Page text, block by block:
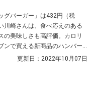
グバーガー」は432円（税
川崎さんは、食べ応えのある
の美味しさも高評価。カロリ
ンで買える新商品のハンバー
更新日： 2022年10月07日